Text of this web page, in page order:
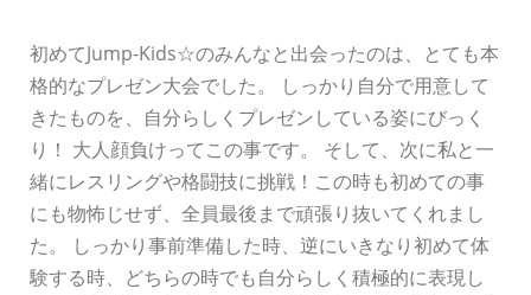
初めてJump-Kids☆のみんなと出会ったのは、とても本
格的なプレゼン大会でした。 しっかり自分で用意して
きたものを、自分らしくプレゼンしている姿にびっく
り！ 大人顔負けってこの事です。 そして、次に私と一
緒にレスリングや格闘技に挑戦！この時も初めての事
にも物怖じせず、全員最後まで頑張り抜いてくれまし
た。 しっかり事前準備した時、逆にいきなり初めて体
験する時、どちらの時でも自分らしく積極的に表現し